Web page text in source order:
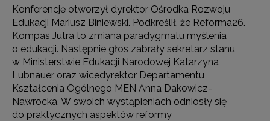
Konferencję otworzył dyrektor Ośrodka Rozwoju
Edukacji Mariusz Biniewski. Podkreślił, że Reforma26.
Kompas Jutra to zmiana paradygmatu myślenia
o edukacji. Następnie głos zabrały sekretarz stanu
w Ministerstwie Edukacji Narodowej Katarzyna
Lubnauer oraz wicedyrektor Departamentu
Kształcenia Ogólnego MEN Anna Dakowicz-
Nawrocka. W swoich wystąpieniach odniosły się
do praktycznych aspektów reformy